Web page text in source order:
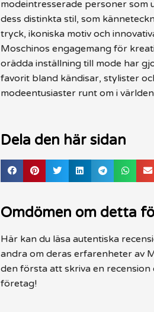
modeintresserade personer som
dess distinkta stil, som
tryck, ikoniska motiv och
Moschinos engagemang för
orädda inställning till mode har
favorit bland kändisar, stylister
modeentusiaster runt om i
Dela den här sidan
Omdömen om detta
Här kan du läsa autentiska
andra om deras erfarenheter av
den första att skriva en recension
företag!